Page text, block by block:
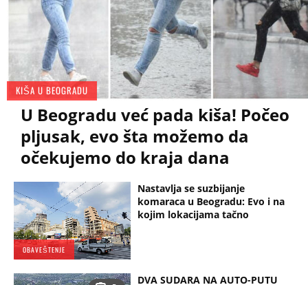
KIŠA U BEOGRADU
U Beogradu već pada kiša! Počeo
pljusak, evo šta možemo da
očekujemo do kraja dana
OBAVEŠTENJE
Nastavlja se suzbijanje
komaraca u Beogradu: Evo i na
kojim lokacijama tačno
DVA SUDARA NA AUTO-PUTU